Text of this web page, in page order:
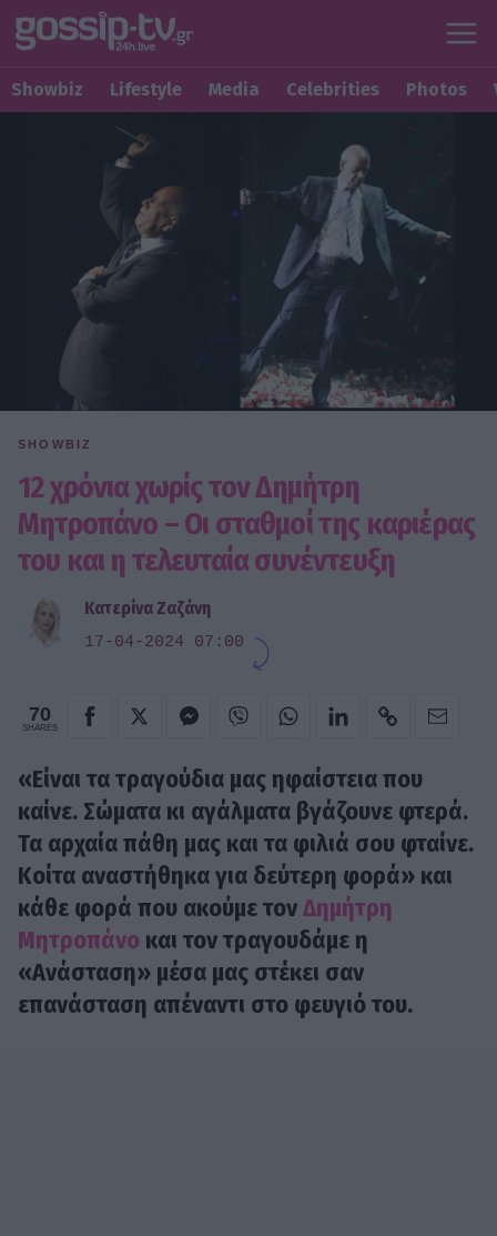
Showbiz Lifestyle Media Celebrities Photos
SHOWBIZ
12 χρόνια χωρίς τον Δημήτρη
Μητροπάνο – Οι σταθμοί της καριέρας
του και η τελευταία συνέντευξη
Κατερίνα Ζαζάνη
17-04-2024 07:00
70
SHARES
«Είναι τα τραγούδια μας ηφαίστεια που
καίνε. Σώματα κι αγάλματα βγάζουνε φτερά.
Τα αρχαία πάθη μας και τα φιλιά σου φταίνε.
Κοίτα αναστήθηκα για δεύτερη φορά» και
κάθε φορά που ακούμε τονΔημήτρη
Μητροπάνο και τον τραγουδάμε η
«Ανάσταση» μέσα μας στέκει σαν
επανάσταση απέναντι στο φευγιό του.